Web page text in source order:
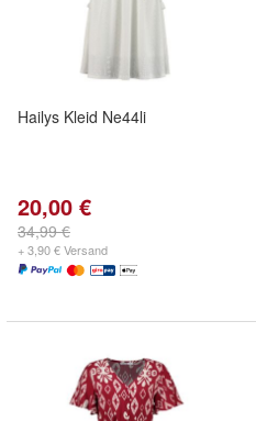
Hailys Kleid Ne44li
20,00 €
34,99 €
+ 3,90 € Versand